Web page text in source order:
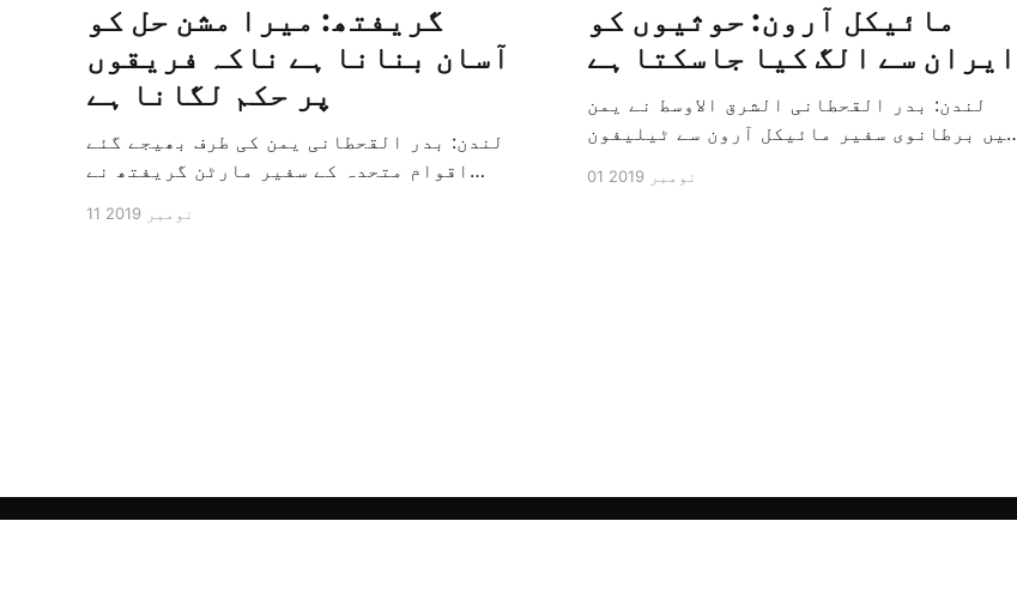
گریفتھ: میرا مشن حل کو
آسان بنانا ہے ناکہ فریقوں
پر حکم لگانا ہے
لندن: بدر القحطانی یمن کی طرف بھیجے گئے
اقوام متحدہ کے سفیر مارٹن گریفتھ نے
خاتمہ کے لئے ثالثی اور اس کشمکش کی
11 نومبر 2019
مائیکل آرون: حوثیوں کو
ایران سے الگ کیا جاسکتا ہے
لندن: بدر القحطانی الشرق الاوسط نے یمن
میں برطانوی سفیر مائیکل آرون سے ٹیلیفون
کہ کیا ایران کو حوثیوں سے الگ کیا جاسکتا
01 نومبر 2019